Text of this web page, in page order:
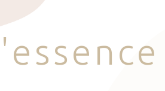
'esse nce